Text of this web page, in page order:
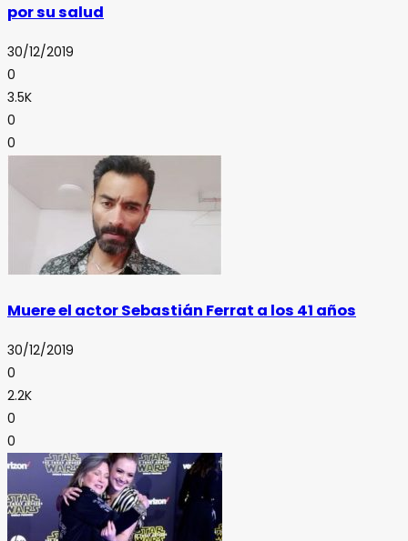
por su salud
30/12/2019
0
3.5K
0
0
Muere el actor Sebastián Ferrat a los 41 años
30/12/2019
0
2.2K
0
0